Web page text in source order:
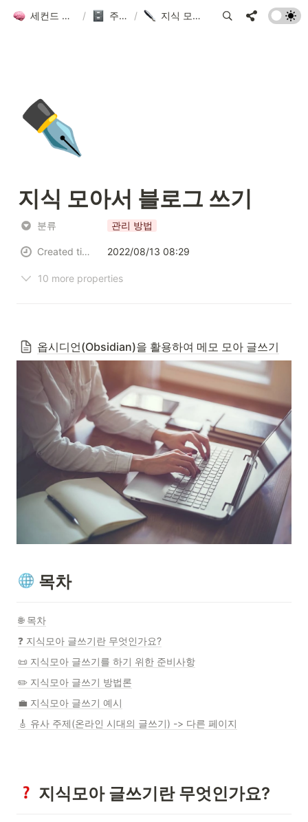
세컨드 브레인 그룹 위키 / 주제별 목차 / 지식 모아서 블로그 쓰기
✒️
지식 모아서 블로그 쓰기
분류 관리 방법
Created time 2022/08/13 08:29
10 more properties
옵시디언(Obsidian)을 활용하여 메모 모아 글쓰기
목차
🌐 목차
❓ 지식모아 글쓰기란 무엇인가요?
📜 지식모아 글쓰기를 하기 위한 준비사항
✏️ 지식모아 글쓰기 방법론
💼 지식모아 글쓰기 예시
🎸 유사 주제(온라인 시대의 글쓰기) -> 다른 페이지
지식모아 글쓰기란 무엇인가요?